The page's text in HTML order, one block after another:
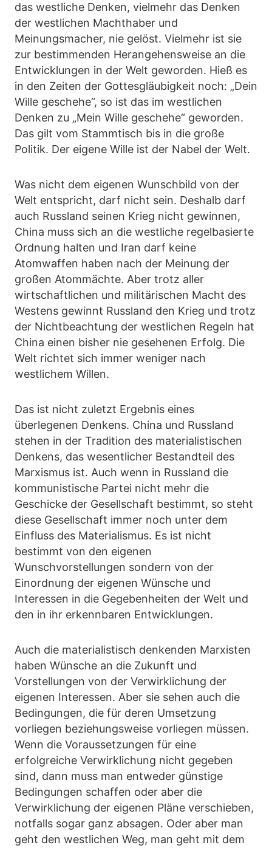
das westliche Denken, vielmehr das Denken
der westlichen Machthaber und
Meinungsmacher, nie gelöst. Vielmehr ist sie
zur bestimmenden Herangehensweise an die
Entwicklungen in der Welt geworden. Hieß es
in den Zeiten der Gottesgläubigkeit noch: „Dein
Wille geschehe“, so ist das im westlichen
Denken zu „Mein Wille geschehe“ geworden.
Das gilt vom Stammtisch bis in die große
Politik. Der eigene Wille ist der Nabel der Welt.
Was nicht dem eigenen Wunschbild von der
Welt entspricht, darf nicht sein. Deshalb darf
auch Russland seinen Krieg nicht gewinnen,
China muss sich an die westliche regelbasierte
Ordnung halten und Iran darf keine
Atomwaffen haben nach der Meinung der
großen Atommächte. Aber trotz aller
wirtschaftlichen und militärischen Macht des
Westens gewinnt Russland den Krieg und trotz
der Nichtbeachtung der westlichen Regeln hat
China einen bisher nie gesehenen Erfolg. Die
Welt richtet sich immer weniger nach
westlichem Willen.
Das ist nicht zuletzt Ergebnis eines
überlegenen Denkens. China und Russland
stehen in der Tradition des materialistischen
Denkens, das wesentlicher Bestandteil des
Marxismus ist. Auch wenn in Russland die
kommunistische Partei nicht mehr die
Geschicke der Gesellschaft bestimmt, so steht
diese Gesellschaft immer noch unter dem
Einfluss des Materialismus. Es ist nicht
bestimmt von den eigenen
Wunschvorstellungen sondern von der
Einordnung der eigenen Wünsche und
Interessen in die Gegebenheiten der Welt und
den in ihr erkennbaren Entwicklungen.
Auch die materialistisch denkenden Marxisten
haben Wünsche an die Zukunft und
Vorstellungen von der Verwirklichung der
eigenen Interessen. Aber sie sehen auch die
Bedingungen, die für deren Umsetzung
vorliegen beziehungsweise vorliegen müssen.
Wenn die Voraussetzungen für eine
erfolgreiche Verwirklichung nicht gegeben
sind, dann muss man entweder günstige
Bedingungen schaffen oder aber die
Verwirklichung der eigenen Pläne verschieben,
notfalls sogar ganz absagen. Oder aber man
geht den westlichen Weg, man geht mit dem